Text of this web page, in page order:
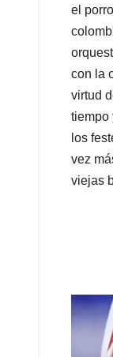
el
con la
virtud
tiempo
los
vez
viejas